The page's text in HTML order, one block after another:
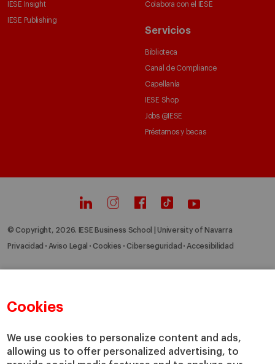
Cookies
We use cookies to personalize content and ads,
allowing us to offer personalized advertising, to
IESE Insight
IESE Publishing
Colabora con el IESE
Servicios
Biblioteca
Canal de Compliance
Capellanía
IESE Shop
Jobs @IESE
Préstamos y becas
© Copyright, 2026. IESE Business School | University of Navarra
Privacidad Aviso Legal Cookies Ciberseguridad Accesibilidad